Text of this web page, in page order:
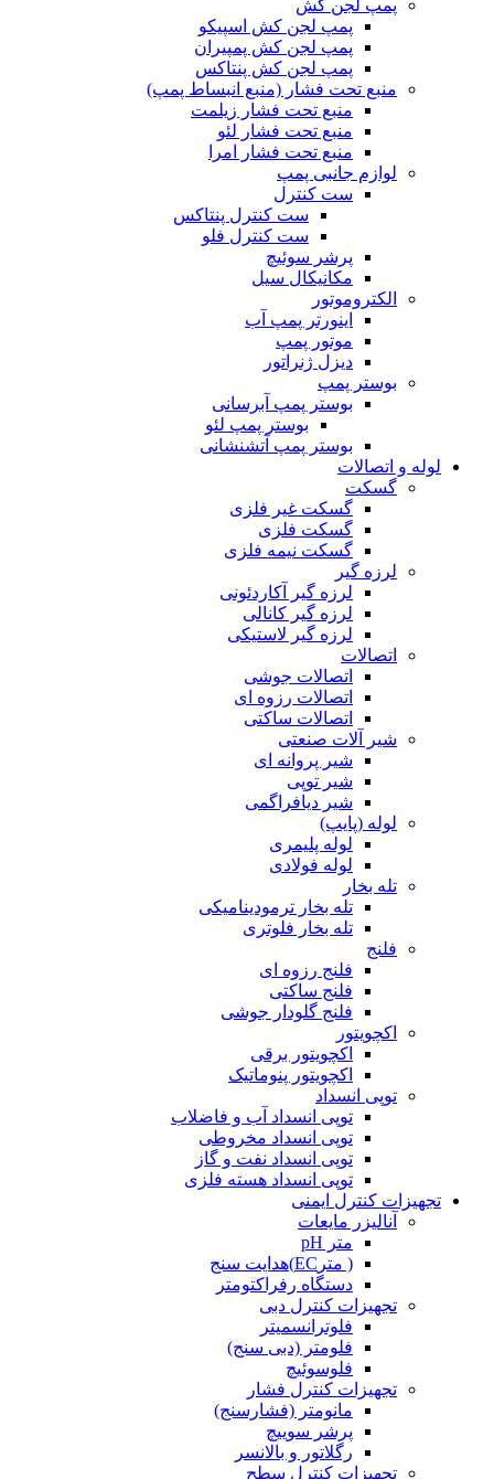
پمپ لجن کش
پمپ لجن کش اسپیکو
پمپ لجن کش پمپیران
پمپ لجن کش پنتاکس
منبع تحت فشار (منبع انبساط پمپ)
منبع تحت فشار زیلمت
منبع تحت فشار لئو
منبع تحت فشار امرا
لوازم جانبی پمپ
ست کنترل
ست کنترل پنتاکس
ست کنترل فلو
پرشر سوئیچ
مکانیکال سیل
الکتروموتور
اینورتر پمپ آب
موتور پمپ
دیزل ژنراتور
بوستر پمپ
بوستر پمپ آبرسانی
بوستر پمپ لئو
بوستر پمپ آتشنشانی
لوله و اتصالات
گسکت
گسکت غیر فلزی
گسکت فلزی
گسکت نیمه فلزی
لرزه گیر
لرزه گیر آکاردئونی
لرزه گیر کانالی
لرزه گیر لاستیکی
اتصالات
اتصالات جوشی
اتصالات رزوه ای
اتصالات ساکتی
شیر آلات صنعتی
شیر پروانه ای
شیر توپی
شیر دیافراگمی
لوله (پایپ)
لوله پلیمری
لوله فولادی
تله بخار
تله بخار ترمودینامیکی
تله بخار فلوتری
فلنج
فلنج رزوه ای
فلنج ساکتی
فلنج گلودار جوشی
اکچویتور
اکچویتور برقی
اکچویتور پنوماتیک
توپی انسداد
توپی انسداد آب و فاضلاب
توپی انسداد مخروطی
توپی انسداد نفت و گاز
توپی انسداد هسته فلزی
تجهیزات کنترل ایمنی
آنالیزر مایعات
متر pH
( مترEC)هدایت سنج
دستگاه رفراکتومتر
تجهیزات کنترل دبی
فلوترانسمیتر
فلومتر (دبی سنج)
فلوسوئیچ
تجهیزات کنترل فشار
مانومتر (فشارسنج)
پرشر سوییچ
رگلاتور و بالانسر
تجهیزات کنترل سطح